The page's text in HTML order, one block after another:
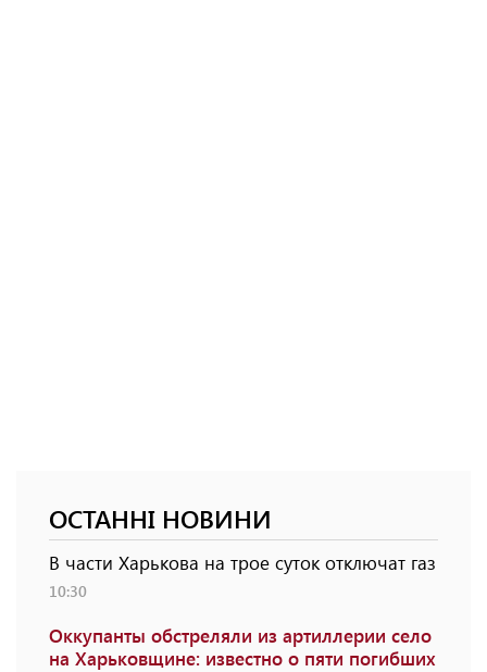
ОСТАННІ НОВИНИ
В части Харькова на трое суток отключат газ
10:30
Оккупанты обстреляли из артиллерии село
на Харьковщине: известно о пяти погибших